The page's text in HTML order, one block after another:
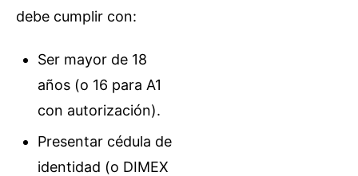
debe cumplir con:
Ser mayor de 18
años (o 16 para A1
con autorización).
Presentar cédula de
identidad (o DIMEX